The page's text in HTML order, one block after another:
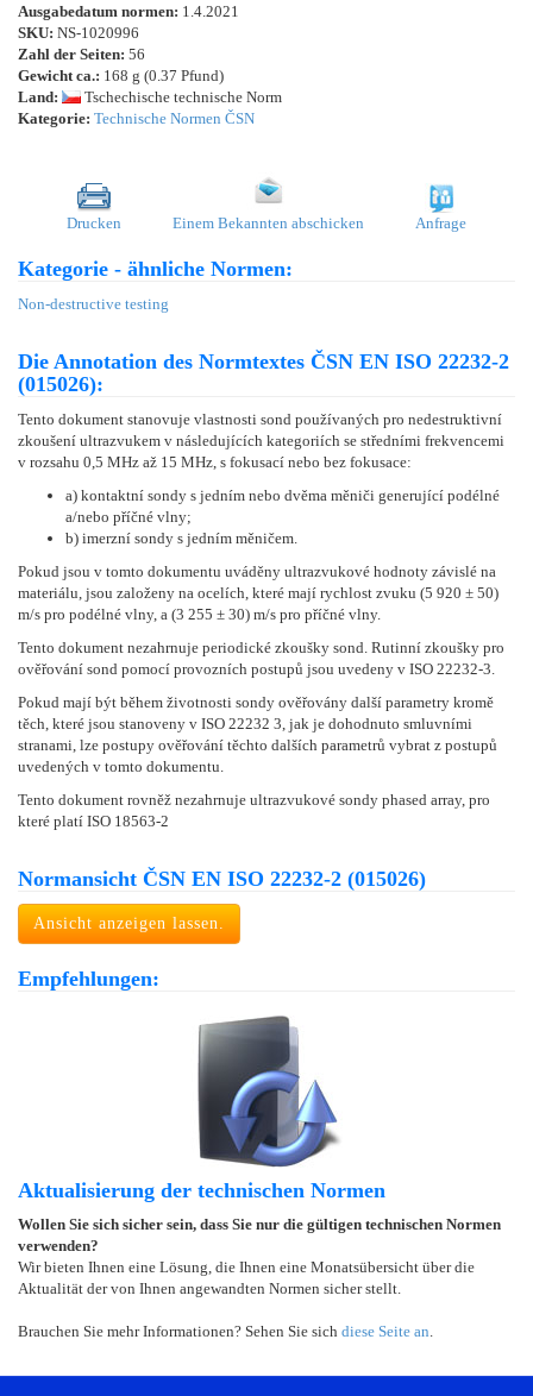
Ausgabedatum normen: 1.4.2021
SKU: NS-1020996
Zahl der Seiten: 56
Gewicht ca.: 168 g (0.37 Pfund)
Land:
Tschechische technische Norm
Kategorie: Technische Normen ČSN
Drucken Einem Bekannten abschicken Anfrage
Kategorie - ähnliche Normen:
Non-destructive testing
Die Annotation des Normtextes ČSN EN ISO 22232-2
(015026):
Tento dokument stanovuje vlastnosti sond používaných pro nedestruktivní
zkoušení ultrazvukem v následujících kategoriích se středními frekvencemi
v rozsahu 0,5 MHz až 15 MHz, s fokusací nebo bez fokusace:
a) kontaktní sondy s jedním nebo dvěma měniči generující podélné
a/nebo příčné vlny;
b) imerzní sondy s jedním měničem.
Pokud jsou v tomto dokumentu uváděny ultrazvukové hodnoty závislé na
materiálu, jsou založeny na ocelích, které mají rychlost zvuku (5 920 ± 50)
m/s pro podélné vlny, a (3 255 ± 30) m/s pro příčné vlny.
Tento dokument nezahrnuje periodické zkoušky sond. Rutinní zkoušky pro
ověřování sond pomocí provozních postupů jsou uvedeny v ISO 22232-3.
Pokud mají být během životnosti sondy ověřovány další parametry kromě
těch, které jsou stanoveny v ISO 22232 3, jak je dohodnuto smluvními
stranami, lze postupy ověřování těchto dalších parametrů vybrat z postupů
uvedených v tomto dokumentu.
Tento dokument rovněž nezahrnuje ultrazvukové sondy phased array, pro
které platí ISO 18563-2
Normansicht ČSN EN ISO 22232-2 (015026)
Ansicht anzeigen lassen.
Empfehlungen:
Aktualisierung der technischen Normen
Wollen Sie sich sicher sein, dass Sie nur die gültigen technischen Normen
verwenden?
Wir bieten Ihnen eine Lösung, die Ihnen eine Monatsübersicht über die
Aktualität der von Ihnen angewandten Normen sicher stellt.
Brauchen Sie mehr Informationen? Sehen Sie sich diese Seite an